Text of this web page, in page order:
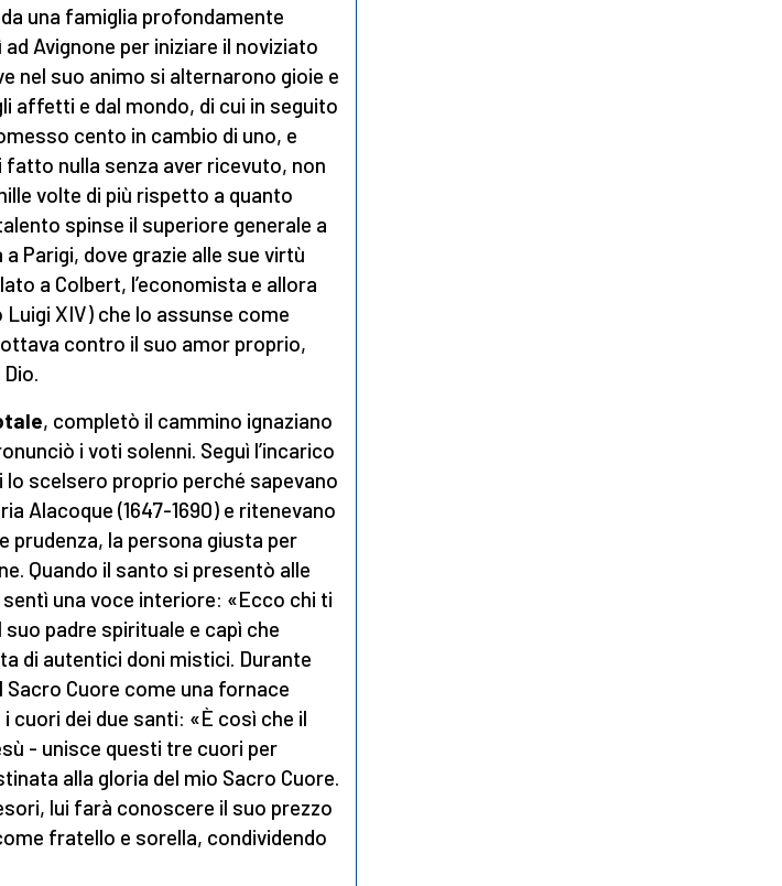
una famiglia profondamente
Avignone per iniziare il noviziato
nel suo animo si alternarono gioie e
affetti e dal mondo, di cui in seguito
cento in cambio di uno, e
nulla senza aver ricevuto, non
volte di più rispetto a quanto
spinse il superiore generale a
Parigi, dove grazie alle sue virtù
a Colbert, l’economista e allora
XIV) che lo assunse come
contro il suo amor proprio,
, completò il cammino ignaziano
i voti solenni. Seguì l’incarico
scelsero proprio perché sapevano
Alacoque (1647-1690) e ritenevano
prudenza, la persona giusta per
Quando il santo si presentò alle
una voce interiore: «Ecco chi ti
padre spirituale e capì che
di autentici doni mistici. Durante
Sacro Cuore come una fornace
cuori dei due santi: «È così che il
- unisce questi tre cuori per
alla gloria del mio Sacro Cuore.
lui farà conoscere il suo prezzo
fratello e sorella, condividendo